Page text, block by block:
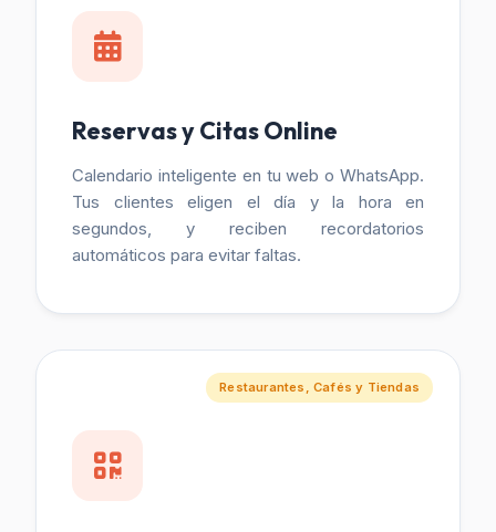
Reservas y Citas Online
Calendario inteligente en tu web o WhatsApp.
Tus clientes eligen el día y la hora en
segundos, y reciben recordatorios
automáticos para evitar faltas.
Restaurantes, Cafés y Tiendas